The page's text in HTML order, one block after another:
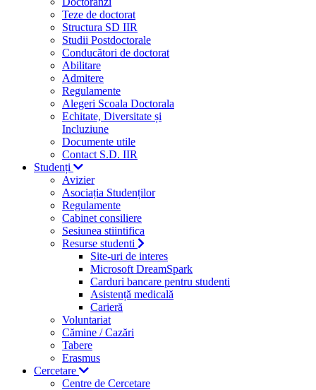
Teze de doctorat
Structura SD IIR
Studii Postdoctorale
Conducători de doctorat
Abilitare
Admitere
Regulamente
Alegeri Scoala Doctorala
Echitate, Diversitate și
Incluziune
Documente utile
Contact S.D. IIR
Studenți
Avizier
Asociația Studenților
Regulamente
Cabinet consiliere
Sesiunea stiintifica
Resurse studenti
Site-uri de interes
Microsoft DreamSpark
Carduri bancare pentru studenti
Asistență medicală
Carieră
Voluntariat
Cămine / Cazări
Tabere
Erasmus
Cercetare
Centre de Cercetare